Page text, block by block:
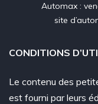
Automax :
site
CONDITIONS
Le contenu des
est fourni par leurs